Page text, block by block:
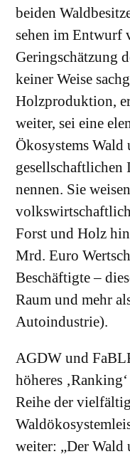
beiden
sehen im Entwurf
Geringschätzung
keiner Weise
Holzproduktion,
weiter, sei eine
Ökosystems Wald
gesellschaftlichen
nennen. Sie
Forst und Holz
Mrd. Euro
Beschäftigte –
Raum und mehr
Autoindustrie).
AGDW und
höheres
Reihe der
weiter: „Der Wald